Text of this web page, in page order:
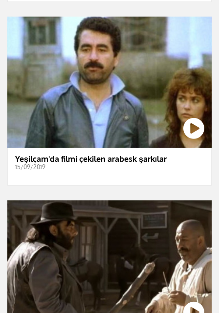
Yeşilçam'da filmi çekilen arabesk şarkılar
15/09/2019